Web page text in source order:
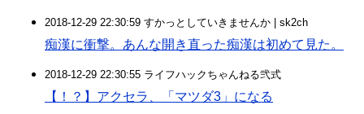
2018-12-29 22:30:59 すかっとしていきませんか | sk2ch
痴漢に衝撃。あんな開き直った痴漢は初めて見た。
2018-12-29 22:30:55 ライフハックちゃんねる弐式
【！？】アクセラ、「マツダ3」になる